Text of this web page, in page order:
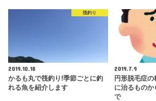
筏釣り
2019.10.18
かるも丸で筏釣り!季節ごとに釣
れる魚を紹介します
2019.7.9
円形脱毛症
に治るものか
で